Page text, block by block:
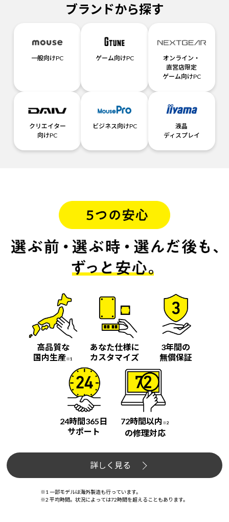
ブランドから探す
一般向けPC ゲーム向けPC
オンライン・
直営店限定
ゲーム向けPC
クリエイター
向けPC
ビジネス向けPC
液晶
ディスプレイ
高品質な
国内生産※1
あなた仕様に
カスタマイズ
3年間の
無償保証
24時間365日
サポート
72時間以内 ※2
の修理対応
詳しく見る
※1 一部モデルは海外製造も行っています。
※2 平均時間。状況によっては72時間を超えることもあります。